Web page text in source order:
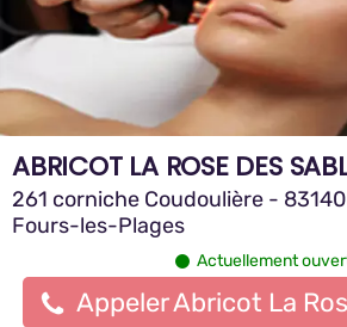
ABRICOT LA ROSE DES
261 corniche Coudoulière -
Fours-les-Plages
Actuellement
Appeler Abricot La